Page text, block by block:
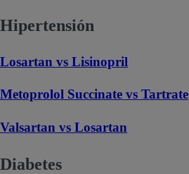
Hipertensión
Losartan vs Lisinopril
Metoprolol Succinate vs Tartrate
Valsartan vs Losartan
Diabetes